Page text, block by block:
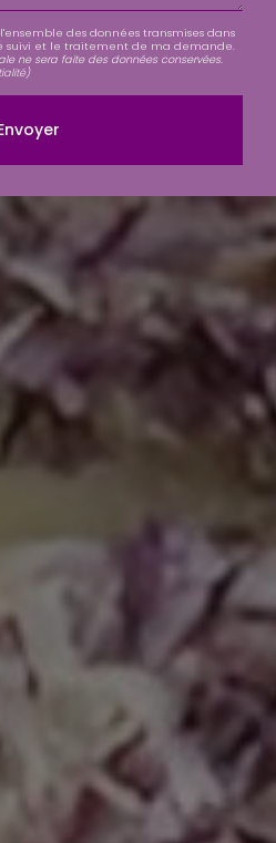
des données transmises dans
suivi et le traitement de ma demande.
ne sera faite des données conservées.
)